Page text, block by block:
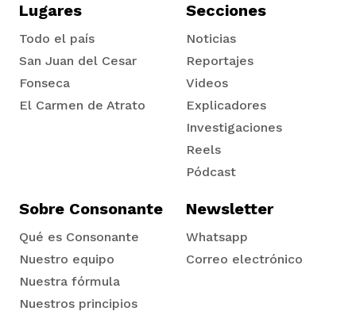
Lugares
Todo el país
San Juan del Cesar
Fonseca
El Carmen de Atrato
Secciones
Noticias
Reportajes
Videos
Explicadores
Investigaciones
Reels
Pódcast
Sobre Consonante
Qué es Consonante
Nuestro equipo
Nuestra fórmula
Nuestros principios
Newsletter
Whatsapp
Correo electrónico